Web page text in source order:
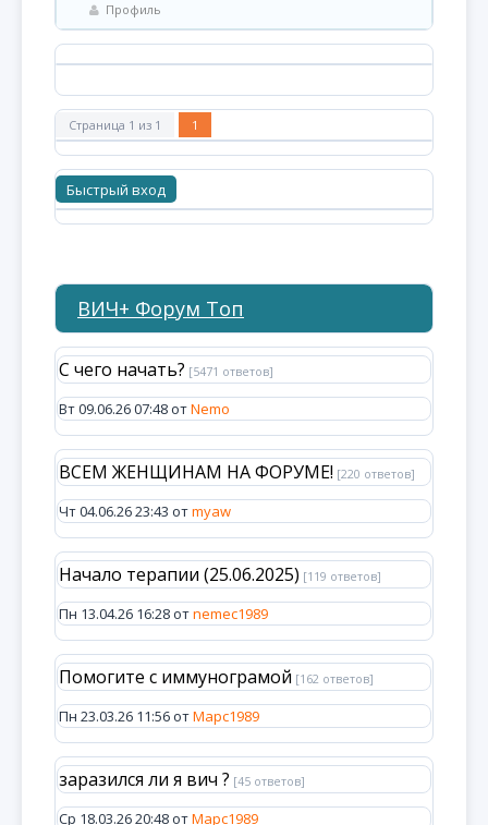
Профиль
Страница 1 из 1 1
ВИЧ+ Форум Топ
С чего начать? [5471 ответов]
Вт 09.06.26 07:48 отNemo
ВСЕМ ЖЕНЩИНАМ НА ФОРУМЕ! [220 ответов]
Чт 04.06.26 23:43 отmyaw
Начало терапии (25.06.2025) [119 ответов]
Пн 13.04.26 16:28 отnemec1989
Помогите с иммунограмой [162 ответов]
Пн 23.03.26 11:56 отМарс1989
заразился ли я вич ? [45 ответов]
Ср 18.03.26 20:48 отМарс1989